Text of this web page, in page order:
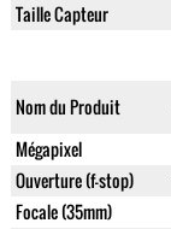
Taille Capteur
Nom du Produit
Mégapixel
Ouverture (f-stop)
Focale (35mm)